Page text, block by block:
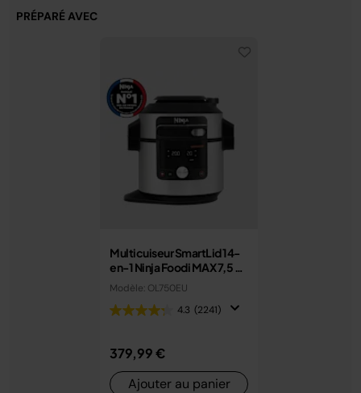
PRÉPARÉ AVEC
Multicuiseur SmartLid 14-
en-1 Ninja Foodi MAX 7,5 L
avec couvercle intelligent
OL750EU
Modèle: OL750EU
4.3 (2241)
379,99 €
Ajouter au panier